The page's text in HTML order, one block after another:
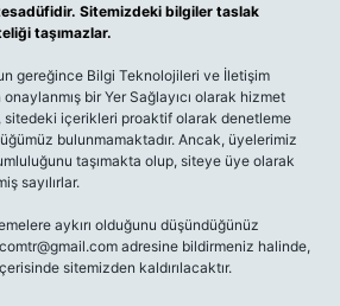
Sitemizdeki bilgiler taslak
taşımazlar.
gereğince Bilgi Teknolojileri ve İletişim
bir Yer Sağlayıcı olarak hizmet
sitedeki içerikleri proaktif olarak denetleme
bulunmamaktadır. Ancak, üyelerimiz
taşımakta olup, siteye üye olarak
sayılırlar.
aykırı olduğunu düşündüğünüz
adresine bildirmeniz halinde,
sitemizden kaldırılacaktır.